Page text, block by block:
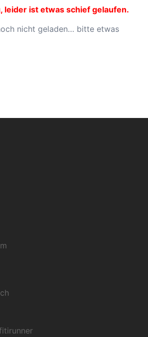
leider ist etwas schief gelaufen.
nicht geladen… bitte etwas